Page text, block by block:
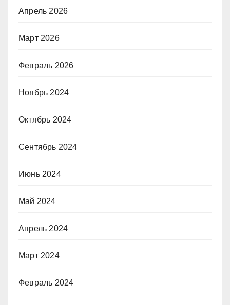
Апрель 2026
Март 2026
Февраль 2026
Ноябрь 2024
Октябрь 2024
Сентябрь 2024
Июнь 2024
Май 2024
Апрель 2024
Март 2024
Февраль 2024